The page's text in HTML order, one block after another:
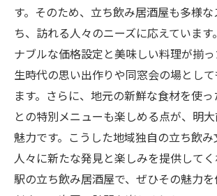
す。そのため、立ち飲み居酒屋も多様
ち、訪れる人々のニーズに応えています
ナブルな価格設定と美味しい料理が揃
生時代の思い出作りや同窓会の場とし
ます。さらに、地元の新鮮な食材を使
との特別メニューも楽しめる点が、明
魅力です。こうした地域独自の立ち飲
人々に新たな発見と楽しみを提供して
駅の立ち飲み居酒屋で、ぜひその魅力を